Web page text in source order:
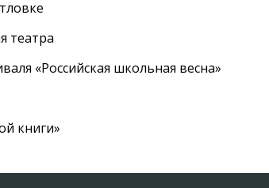
театра
«Российская школьная весна»
книги»